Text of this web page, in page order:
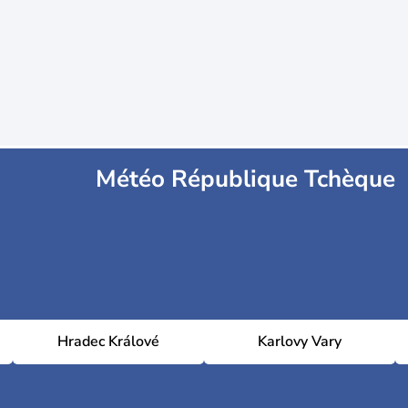
Météo République Tchèque
Hradec Králové Karlovy Vary